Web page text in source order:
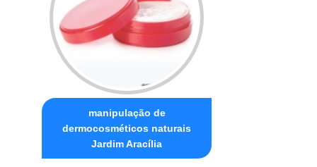
manipulação de
dermocosméticos naturais
Jardim Aracília